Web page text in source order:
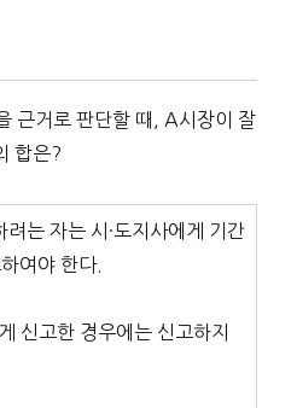
근거로 판단할 때, A시장이 잘
합은?
는 자는 시·도지사에게 기간
여야 한다.
신고한 경우에는 신고하지